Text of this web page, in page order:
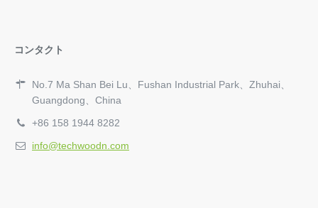
コンタクト
No.7 Ma Shan Bei Lu、Fushan Industrial Park、Zhuhai、
Guangdong、China
+86 158 1944 8282
info@techwoodn.com